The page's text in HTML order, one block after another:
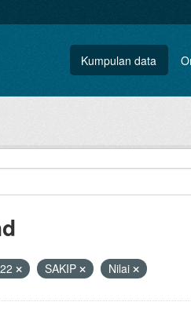
Kumpulan data
SAKIP Nilai